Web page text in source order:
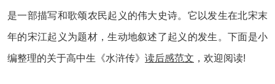
是一部描写和歌颂农民起义的伟大史诗。它以发生在北宋末
年的宋江起义为题材，生动地叙述了起义的发生。下面是小
编整理的关于高中生《水浒传》 读后感范文 ，欢迎阅读!